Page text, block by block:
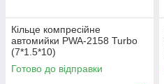
Кільце компресійне
автомийки PWA-2158 Turbo
(7*1.5*10)
Готово до відправки